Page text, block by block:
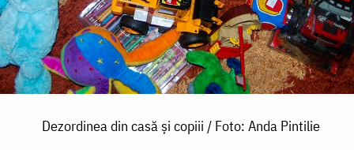
Dezordinea din casă și copiii / Foto: Anda Pintilie